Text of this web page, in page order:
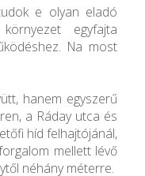
e olyan eladó
egyfajta
Na most
hanem egyszerű
a Ráday utca és
híd felhajtójánál,
mellett lévő
néhány méterre.